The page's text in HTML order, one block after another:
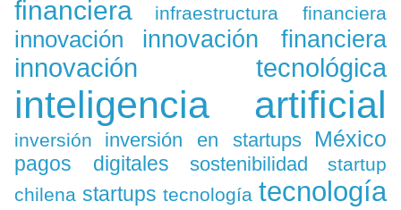
financiera infraestructura financiera
innovación innovación financiera
innovación tecnológica
inteligencia artificial
inversión inversión en startups México
pagos digitales sostenibilidad
startup
chilena startups tecnología tecnología